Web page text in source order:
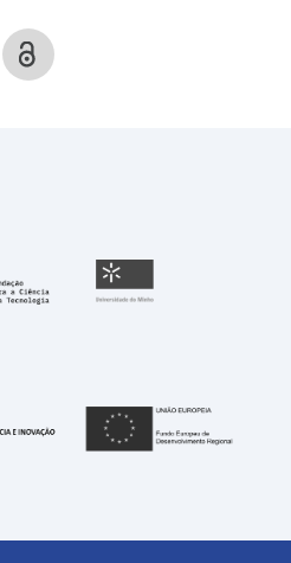
Fundação para a
República Portuguesa